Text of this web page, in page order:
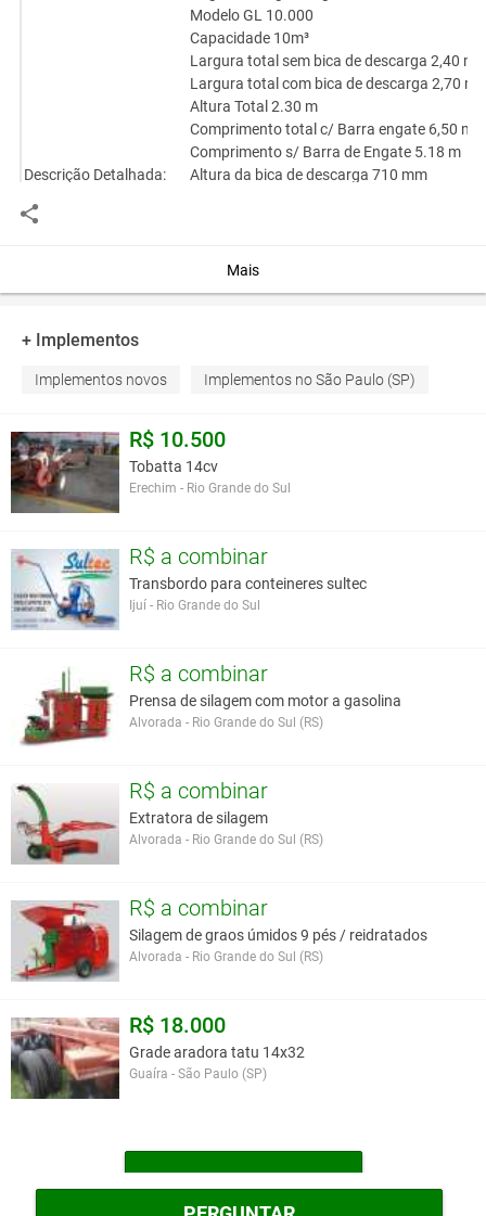
Descrição Detalhada:
Modelo GL 10.000
Capacidade 10m³
Largura total sem bica de descarga 2,40 m
Largura total com bica de descarga 2,70 m
Altura Total 2.30 m
Comprimento total c/ Barra engate 6,50 m
Comprimento s/ Barra de Engate 5.18 m
Altura da bica de descarga 710 mm
Equipamento novo disponibilidade sob
Preço avista c/ pneus 21.900,00 para
Estado de conservação:
Otimo
Preço:
R$ 20.900,00
Você assume toda a responsabilidade pela cotação deste item. Você acha que
este anúncio é contra a política de Agroads?
Mais
+ Implementos
Implementos novos Implementos no São Paulo (SP)
R$ 10.500
Tobatta 14cv
Erechim - Rio Grande do Sul
R$ a combinar
Transbordo para conteineres sultec
Ijuí - Rio Grande do Sul
R$ a combinar
Prensa de silagem com motor a gasolina
Alvorada - Rio Grande do Sul (RS)
R$ a combinar
Extratora de silagem
Alvorada - Rio Grande do Sul (RS)
R$ a combinar
Silagem de graos úmidos 9 pés / reidratados
Alvorada - Rio Grande do Sul (RS)
R$ 18.000
Grade aradora tatu 14x32
Guaíra - São Paulo (SP)